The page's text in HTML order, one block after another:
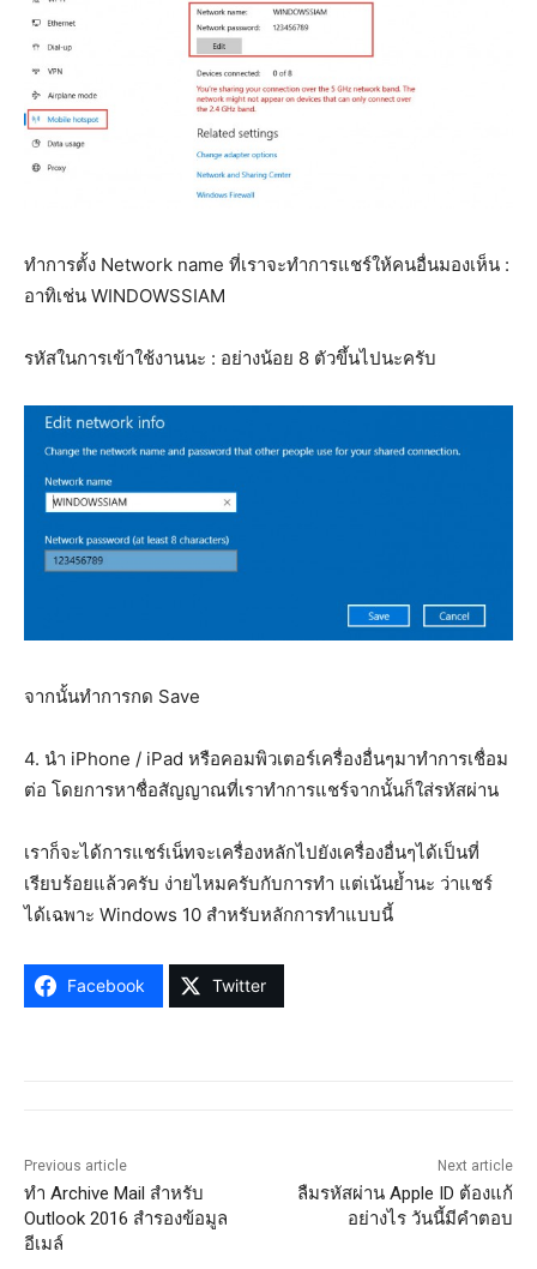
ทำการตั้ง Network name ที่เราจะทำการแชร์ให้คนอื่นมองเห็น :
อาทิเช่น WINDOWSSIAM
รหัสในการเข้าใช้งานนะ : อย่างน้อย 8 ตัวขึ้นไปนะครับ
จากนั้นทำการกด Save
4. นำ iPhone / iPad หรือคอมพิวเตอร์เครื่องอื่นๆมาทำการเชื่อม
ต่อ โดยการหาชื่อสัญญาณที่เราทำการแชร์จากนั้นก็ใส่รหัสผ่าน
เราก็จะได้การแชร์เน็ทจะเครื่องหลักไปยังเครื่องอื่นๆได้เป็นที่
เรียบร้อยแล้วครับ ง่ายไหมครับกับการทำ แต่เน้นย้ำนะ ว่าแชร์
ได้เฉพาะ Windows 10 สำหรับหลักการทำแบบนี้
Facebook Twitter
Previous article
ทำ Archive Mail สำหรับ
Outlook 2016 สำรองข้อมูล
อีเมล์
Next article
ลืมรหัสผ่าน Apple ID ต้องแก้
อย่างไร วันนี้มีคำตอบ